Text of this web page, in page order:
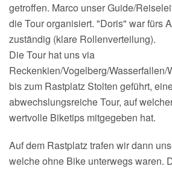
getroffen. Marco unser Guide/
die Tour organisiert. "Doris" war fürs
zuständig (klare Rollenverteilung).
Die Tour hat uns via
Reckenkien/Vogelberg/
bis zum Rastplatz Stolten geführt,
abwechslungsreiche Tour, auf
wertvolle Biketips mitgegeben hat.
Auf dem Rastplatz trafen wir dann
welche ohne Bike unterwegs waren.